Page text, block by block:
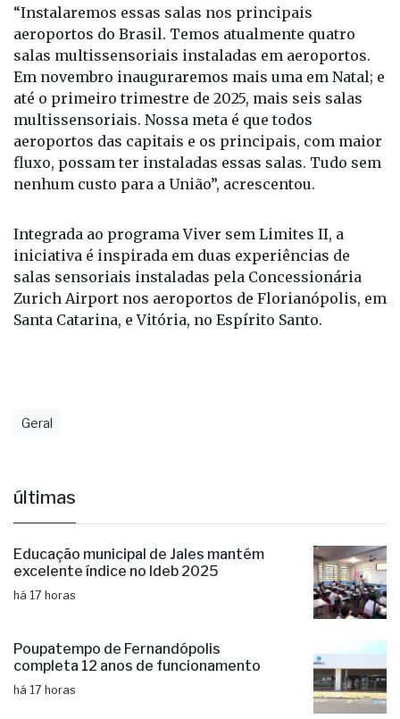
“Instalaremos essas salas nos principais
aeroportos do Brasil. Temos atualmente quatro
salas multissensoriais instaladas em aeroportos.
Em novembro inauguraremos mais uma em Natal; e
até o primeiro trimestre de 2025, mais seis salas
multissensoriais. Nossa meta é que todos
aeroportos das capitais e os principais, com maior
fluxo, possam ter instaladas essas salas. Tudo sem
nenhum custo para a União”, acrescentou.
Integrada ao programa Viver sem Limites II, a
iniciativa é inspirada em duas experiências de
salas sensoriais instaladas pela Concessionária
Zurich Airport nos aeroportos de Florianópolis, em
Santa Catarina, e Vitória, no Espírito Santo.
Geral
últimas
Educação municipal de Jales mantém
excelente índice no Ideb 2025
há 17 horas
Poupatempo de Fernandópolis
completa 12 anos de funcionamento
há 17 horas